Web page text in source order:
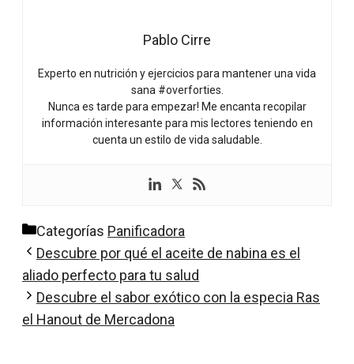
Pablo Cirre
Experto en nutrición y ejercicios para mantener una vida
sana #overforties.
Nunca es tarde para empezar! Me encanta recopilar
información interesante para mis lectores teniendo en
cuenta un estilo de vida saludable.
Categorías Panificadora
Descubre por qué el aceite de nabina es el
aliado perfecto para tu salud
Descubre el sabor exótico con la especia Ras
el Hanout de Mercadona